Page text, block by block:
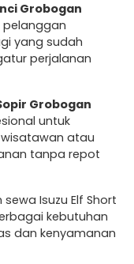
Grobogan
pelanggan
yang sudah
perjalanan
Grobogan
untuk
atau
tanpa repot
Isuzu Elf Short
kebutuhan
dan kenyamanan